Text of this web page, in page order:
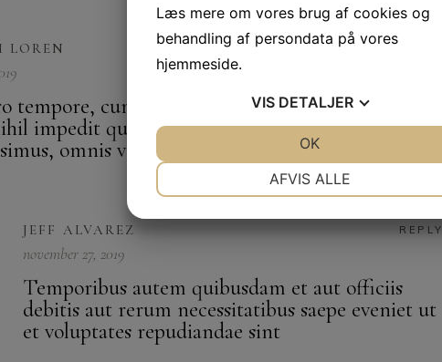
LOREN
tempore, cum soluta nobis est eligendi optio
impedit quo minus id quod maxime placeat
omnis voluptas
JEFF ALVAREZ REPLY
november 27, 2019
Temporibus autem quibusdam et aut officiis
debitis aut rerum necessitatibus saepe eveniet ut
et voluptates repudiandae sint
Læs mere om vores brug af cookies og
behandling af persondata på vores
hjemmeside.
VIS DETALJER
PRÆFERENCER
AFVIS ALLE
OK